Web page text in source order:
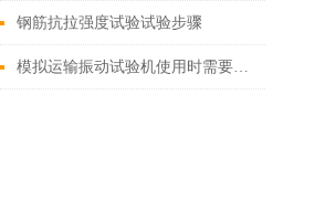
钢筋抗拉强度试验试验步骤
模拟运输振动试验机使用时需要注意事项